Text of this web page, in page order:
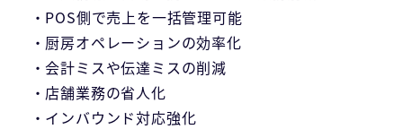
・POS側で売上を一括管理可能
・厨房オペレーションの効率化
・会計ミスや伝達ミスの削減
・店舗業務の省人化
・インバウンド対応強化